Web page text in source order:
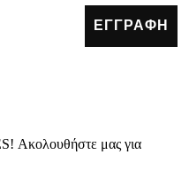
ΕΓΓΡΑΦΗ
Ακολουθήστε μας για